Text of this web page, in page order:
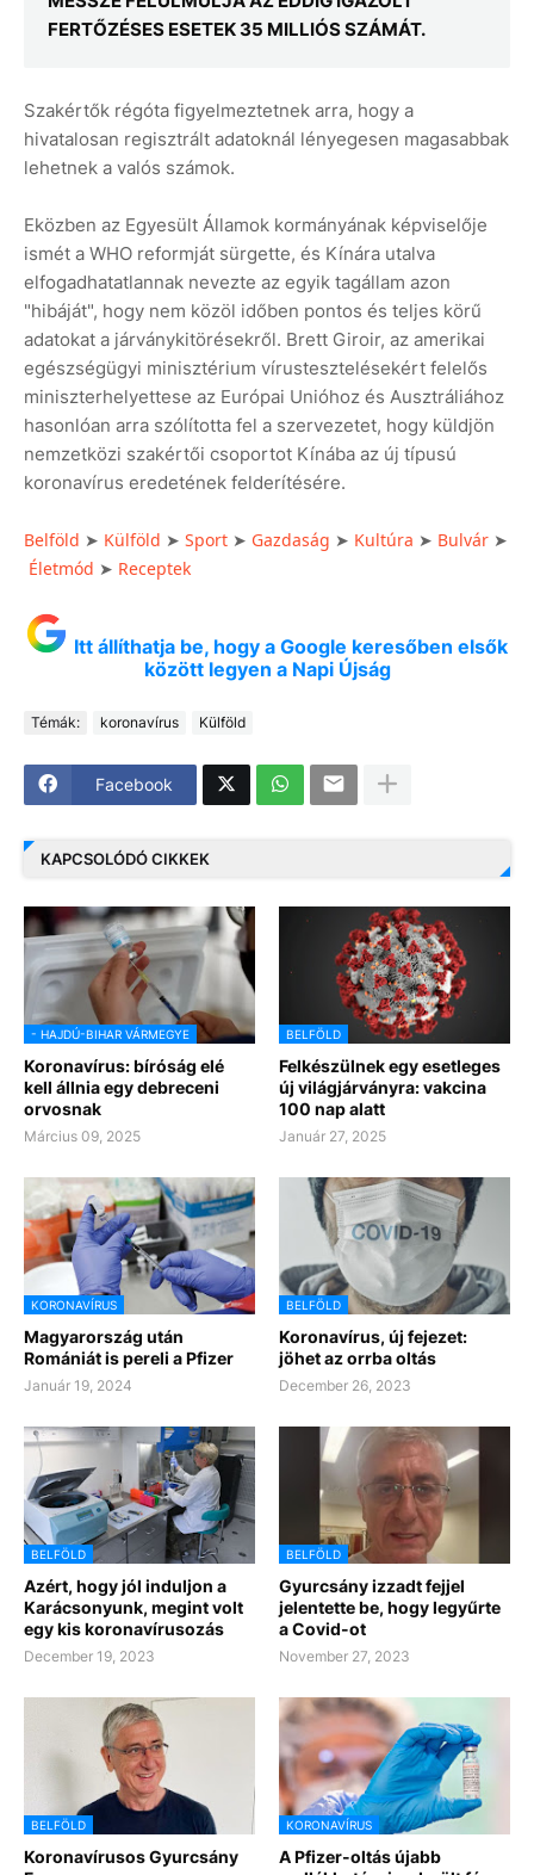
FERTŐZÉSES ESETEK 35 MILLIÓS SZÁMÁT.
Szakértők régóta figyelmeztetnek arra, hogy a
hivatalosan regisztrált adatoknál lényegesen magasabbak
lehetnek a valós számok.
Eközben az Egyesült Államok kormányának képviselője
ismét a WHO reformját sürgette, és Kínára utalva
elfogadhatatlannak nevezte az egyik tagállam azon
"hibáját", hogy nem közöl időben pontos és teljes körű
adatokat a járványkitörésekről. Brett Giroir, az amerikai
egészségügyi minisztérium vírustesztelésekért felelős
miniszterhelyettese az Európai Unióhoz és Ausztráliához
hasonlóan arra szólította fel a szervezetet, hogy küldjön
nemzetközi szakértői csoportot Kínába az új típusú
koronavírus eredetének felderítésére.
Belföld ➤ Külföld ➤ Sport ➤ Gazdaság ➤ Kultúra ➤ Bulvár ➤
Életmód ➤ Receptek
Itt állíthatja be, hogy a Google keresőben elsők
között legyen a Napi Újság
Témák: koronavírus Külföld
Facebook
KAPCSOLÓDÓ CIKKEK
- HAJDÚ-BIHAR VÁRMEGYE
Koronavírus: bíróság elé
kell állnia egy debreceni
orvosnak
Március 09, 2025
BELFÖLD
Felkészülnek egy esetleges
új világjárványra: vakcina
100 nap alatt
Január 27, 2025
KORONAVÍRUS
Magyarország után
Romániát is pereli a Pfizer
Január 19, 2024
BELFÖLD
Koronavírus, új fejezet:
jöhet az orrba oltás
December 26, 2023
BELFÖLD
Azért, hogy jól induljon a
Karácsonyunk, megint volt
egy kis koronavírusozás
December 19, 2023
BELFÖLD
Gyurcsány izzadt fejjel
jelentette be, hogy legyűrte
a Covid-ot
November 27, 2023
BELFÖLD
Koronavírusos Gyurcsány
KORONAVÍRUS
A Pfizer-oltás újabb